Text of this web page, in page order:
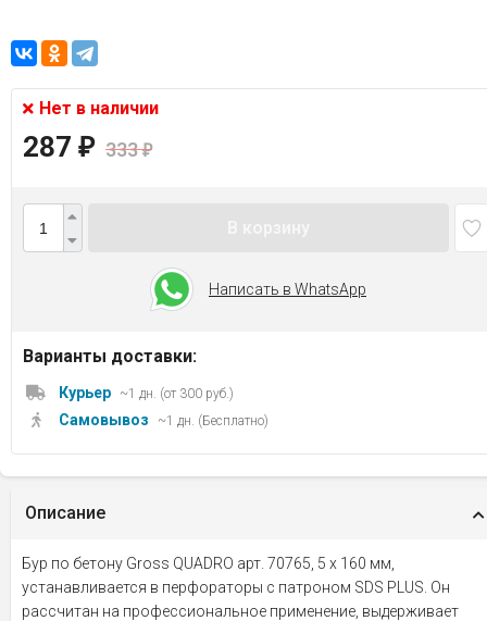
Нет в наличии
287 ₽ 333₽
Написать в WhatsApp
Варианты доставки:
Курьер ~1 дн. (от 300 руб.)
Самовывоз ~1 дн. (Бесплатно)
Описание
Бур по бетону Gross QUADRO арт. 70765, 5 x 160 мм,
устанавливается в перфораторы с патроном SDS PLUS. Он
рассчитан на профессиональное применение, выдерживает